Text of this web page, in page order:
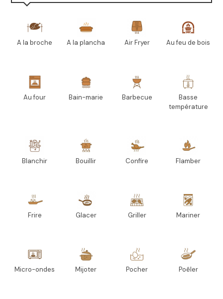
A la broche A la plancha Air Fryer Au feu de bois
Au four Bain-marie Barbecue
Basse
température
Blanchir Bouillir Confire Flamber
Frire Glacer Griller Mariner
Micro-ondes Mijoter Pocher Poêler